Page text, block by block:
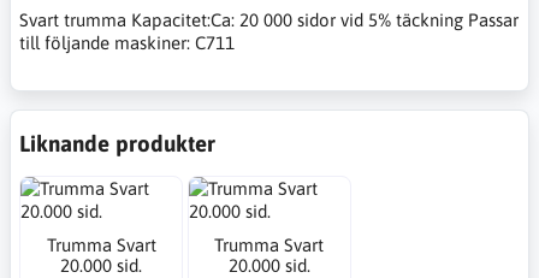
Svart trumma Kapacitet:Ca: 20 000 sidor vid 5% täckning Passar
till följande maskiner: C711
Liknande produkter
Trumma Svart
20.000 sid.
Trumma Svart
20.000 sid.